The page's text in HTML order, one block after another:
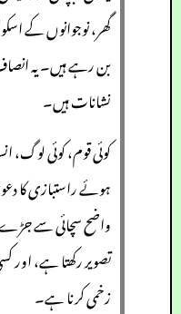
گھر، نوجوانوں کے
بن رہے ہیں۔ یہ
نشانات ہیں۔
کوئی قوم، کوئی لوگ،
ہوئے راستبازی کا
واضح سچائی سے
تصویر رکھتا ہے، اور
زخمی کرنا ہے۔